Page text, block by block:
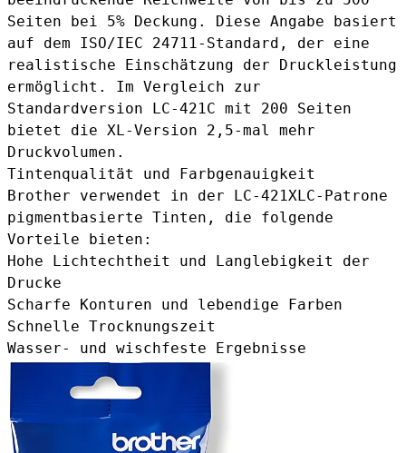
Seiten bei 5% Deckung. Diese Angabe basiert
auf dem ISO/IEC 24711-Standard, der eine
realistische Einschätzung der Druckleistung
ermöglicht. Im Vergleich zur
Standardversion
LC-421C mit 200 Seiten
bietet die XL-Version 2,5-mal mehr
Druckvolumen.
Tintenqualität und Farbgenauigkeit
Brother verwendet in der LC-421XLC-Patrone
pigmentbasierte Tinten, die folgende
Vorteile bieten:
Hohe Lichtechtheit und Langlebigkeit der
Drucke
Scharfe Konturen und lebendige Farben
Schnelle Trocknungszeit
Wasser- und wischfeste Ergebnisse